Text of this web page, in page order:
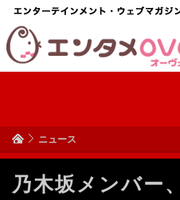
ニュース
乃木坂メンバー